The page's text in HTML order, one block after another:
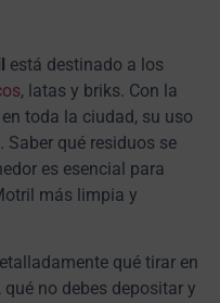
está destinado a los
, latas y briks. Con la
toda la ciudad, su uso
qué residuos se
es esencial para
más limpia y
qué tirar en
no debes depositar y